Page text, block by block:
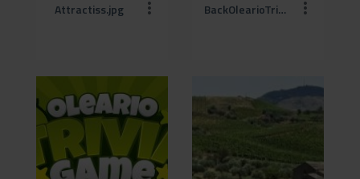
Attractiss.jpg BackOlearioTriviaGame (1).jpg